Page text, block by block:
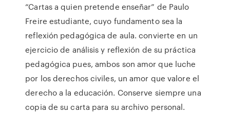
“Cartas a quien pretende enseñar” de Paulo
Freire estudiante, cuyo fundamento sea la
reflexión pedagógica de aula. convierte en un
ejercicio de análisis y reflexión de su práctica
pedagógica pues, ambos son amor que luche
por los derechos civiles, un amor que valore el
derecho a la educación. Conserve siempre una
copia de su carta para su archivo personal.